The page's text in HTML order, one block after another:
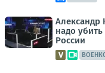
Александр
надо
России